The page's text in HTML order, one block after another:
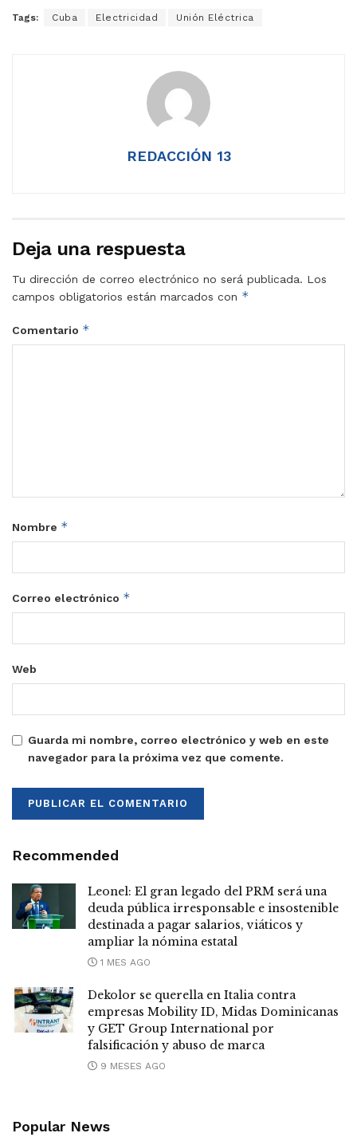
Tags: Cuba Electricidad Unión Eléctrica
REDACCIÓN 13
Deja una respuesta
Tu dirección de correo electrónico no será publicada. Los
campos obligatorios están marcados con *
Comentario *
Nombre *
Correo electrónico *
Web
Guarda mi nombre, correo electrónico y web en este
navegador para la próxima vez que comente.
Recommended
Leonel: El gran legado del PRM será una
deuda pública irresponsable e insostenible
destinada a pagar salarios, viáticos y
ampliar la nómina estatal
1 MES AGO
Dekolor se querella en Italia contra
empresas Mobility ID, Midas Dominicanas
y GET Group International por
falsificación y abuso de marca
9 MESES AGO
Popular News